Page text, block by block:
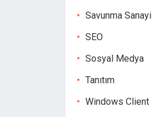
Savunma Sanayi
SEO
Sosyal Medya
Tanıtım
Windows Client